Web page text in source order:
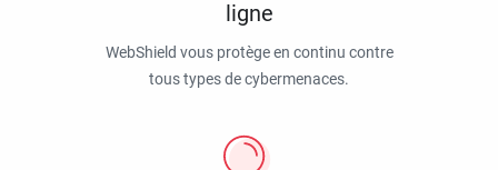
ligne
WebShield vous protège en continu contre
tous types de cybermenaces.